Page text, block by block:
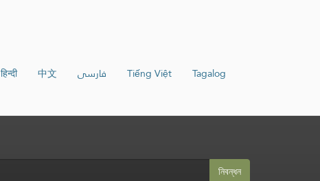
हिन्दी 中文 فارسی Tiếng Việt
Tagalog
নিবন্ধন